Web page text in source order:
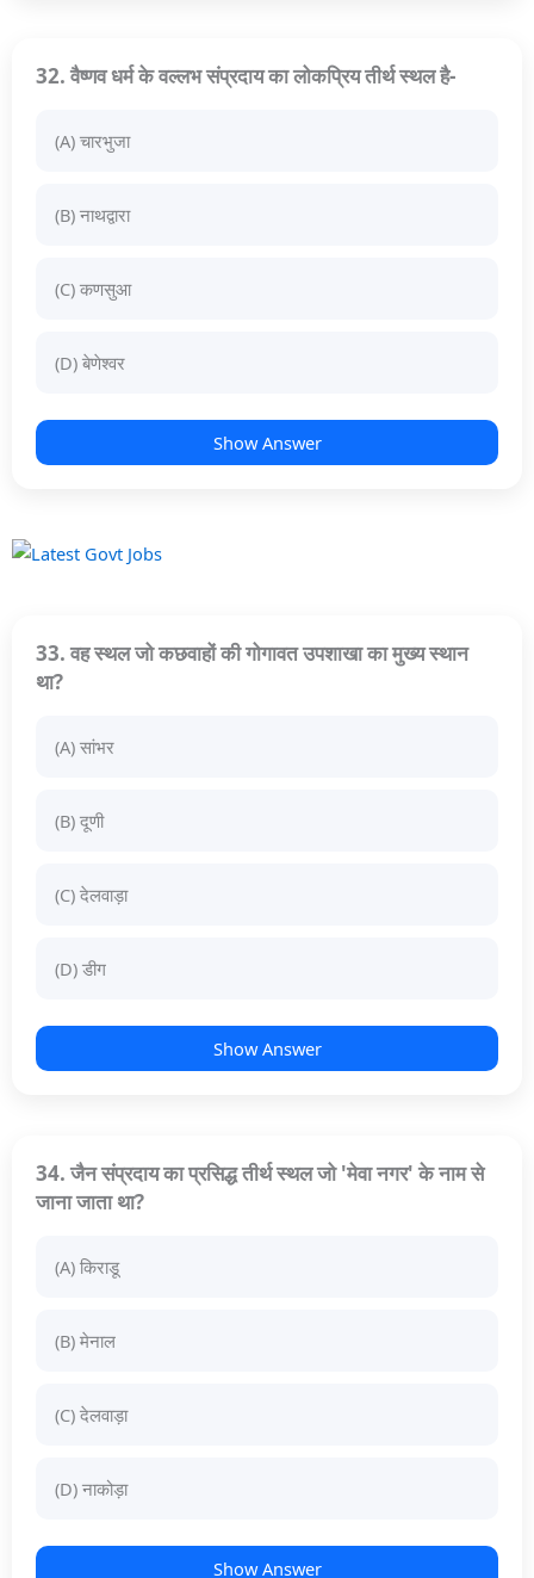
32. वैष्णव धर्म के वल्लभ संप्रदाय का लोकप्रिय तीर्थ स्थल है-
(A) चारभुजा
(B) नाथद्वारा
(C) कणसुआ
(D) बेणेश्वर
Show Answer
33. वह स्थल जो कछवाहों की गोगावत उपशाखा का मुख्य स्थान
था?
(A) सांभर
(B) दूणी
(C) देलवाड़ा
(D) डीग
Show Answer
34. जैन संप्रदाय का प्रसिद्ध तीर्थ स्थल जो 'मेवा नगर' के नाम से
जाना जाता था?
(A) किराडू
(B) मेनाल
(C) देलवाड़ा
(D) नाकोड़ा
Show Answer